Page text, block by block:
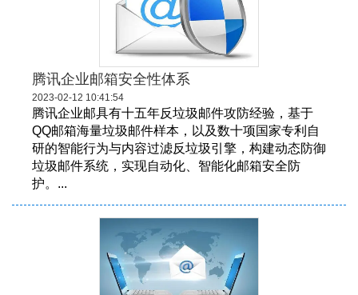
腾讯企业邮箱安全性体系
2023-02-12 10:41:54
腾讯企业邮具有十五年反垃圾邮件攻防经验，基于
QQ邮箱海量垃圾邮件样本，以及数十项国家专利自
研的智能行为与内容过滤反垃圾引擎，构建动态防御
垃圾邮件系统，实现自动化、智能化邮箱安全防
护。...